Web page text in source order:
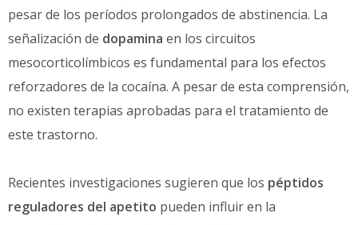
pesar de los períodos prolongados de abstinencia. La
señalización de dopamina en los circuitos
mesocorticolímbicos es fundamental para los efectos
reforzadores de la cocaína. A pesar de esta comprensión,
no existen terapias aprobadas para el tratamiento de
este trastorno.
Recientes investigaciones sugieren que los péptidos
reguladores del apetito pueden influir en la